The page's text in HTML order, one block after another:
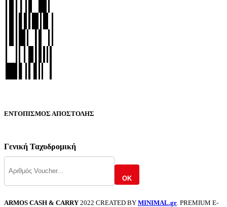
ΕΝΤΟΠΙΣΜΟΣ ΑΠΟΣΤΟΛΗΣ
Γενική Ταχυδρομική
OK
ARMOS CASH & CARRY 2022 CREATED BY MINIMAL.gr . PREMIUM E-